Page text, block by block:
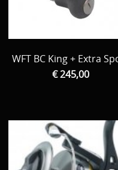
Boten en Belly / alle
Tenten /
Kleding
PROMO materiaal
Download area
TIPS, Montages and film
You Tube kanaal
WFT BC King + Extra
€ 245,00